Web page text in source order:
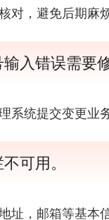
对，避免后期麻
入错误需要
系统提交变更业
可用。
址，邮箱等基本